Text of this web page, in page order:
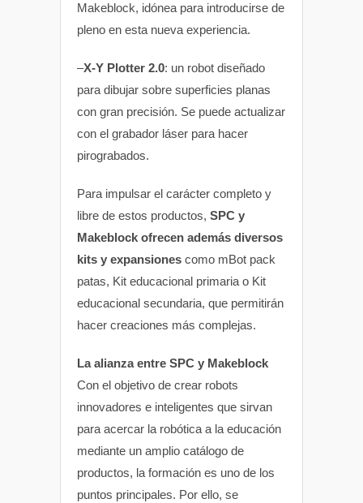
Makeblock, idónea para introducirse de
pleno en esta nueva experiencia.
–X-Y Plotter 2.0: un robot diseñado
para dibujar sobre superficies planas
con gran precisión. Se puede actualizar
con el grabador láser para hacer
pirograbados.
Para impulsar el carácter completo y
libre de estos productos, SPC y
Makeblock ofrecen además diversos
kits y expansiones como mBot pack
patas, Kit educacional primaria o Kit
educacional secundaria, que permitirán
hacer creaciones más complejas.
La alianza entre SPC y Makeblock
Con el objetivo de crear robots
innovadores e inteligentes que sirvan
para acercar la robótica a la educación
mediante un amplio catálogo de
productos, la formación es uno de los
puntos principales. Por ello, se